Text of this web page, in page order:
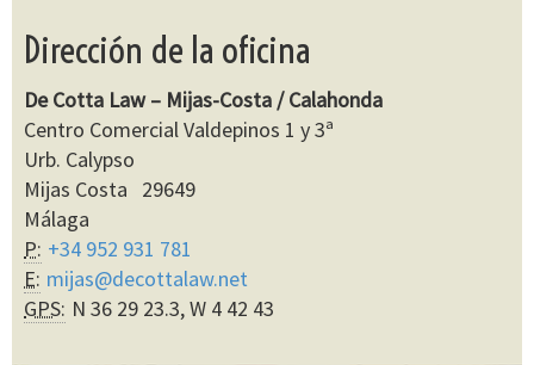
Dirección de la oficina
De Cotta Law – Mijas-Costa / Calahonda
Centro Comercial Valdepinos 1 y 3ª
Urb. Calypso
Mijas Costa 29649
Málaga
P: +34 952 931 781
E: mijas@decottalaw.net
GPS: N 36 29 23.3, W 4 42 43